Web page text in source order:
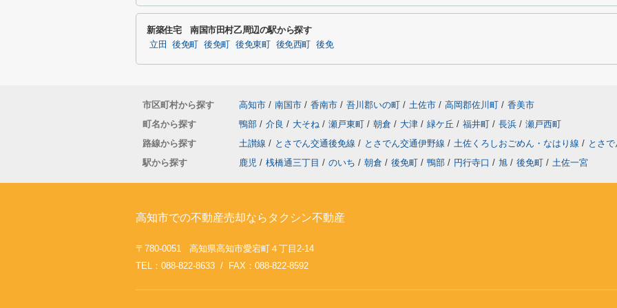
新築住宅 南国市田村乙周辺の駅から探す
立田 後免町 後免町 後免東町 後免西町 後免
市区町村から探す 高知市 / 南国市 / 香南市 / 吾川郡いの町 / 土佐市 / 高岡郡佐川町 / 香美市
町名から探す
鴨部 / 介良 / 大そね / 瀬戸東町 / 朝倉 / 大津 / 緑ケ丘 / 福井町 / 長浜 / 瀬戸西町
路線から探す
土讃線 / とさでん交通後免線 / とさでん交通伊野線 / 土佐くろしおごめん・なはり線 / とさ
駅から探す
鹿児 / 桟橋通三丁目 / のいち / 朝倉 / 後免町 / 鴨部 / 円行寺口 / 旭 / 後免町 / 土佐一宮
高知市での不動産売却ならタクシン不動産
〒780-0051 高知県高知市愛宕町４丁目2-14
TEL：088-822-8633 / FAX：088-822-8592